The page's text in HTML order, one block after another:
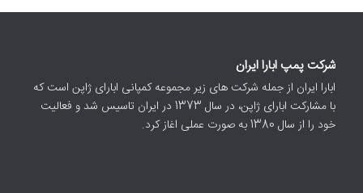
شرکت پمپ ابارا ایران
ابارا ایران از جمله شرکت های زیر مجموعه کمپانی ابارای ژاپن است که
با مشارکت ابارای ژاپن، در سال 1373 در ایران تاسیس شد و فعالیت
خود را از سال 1380 به صورت عملی اغاز کرد.